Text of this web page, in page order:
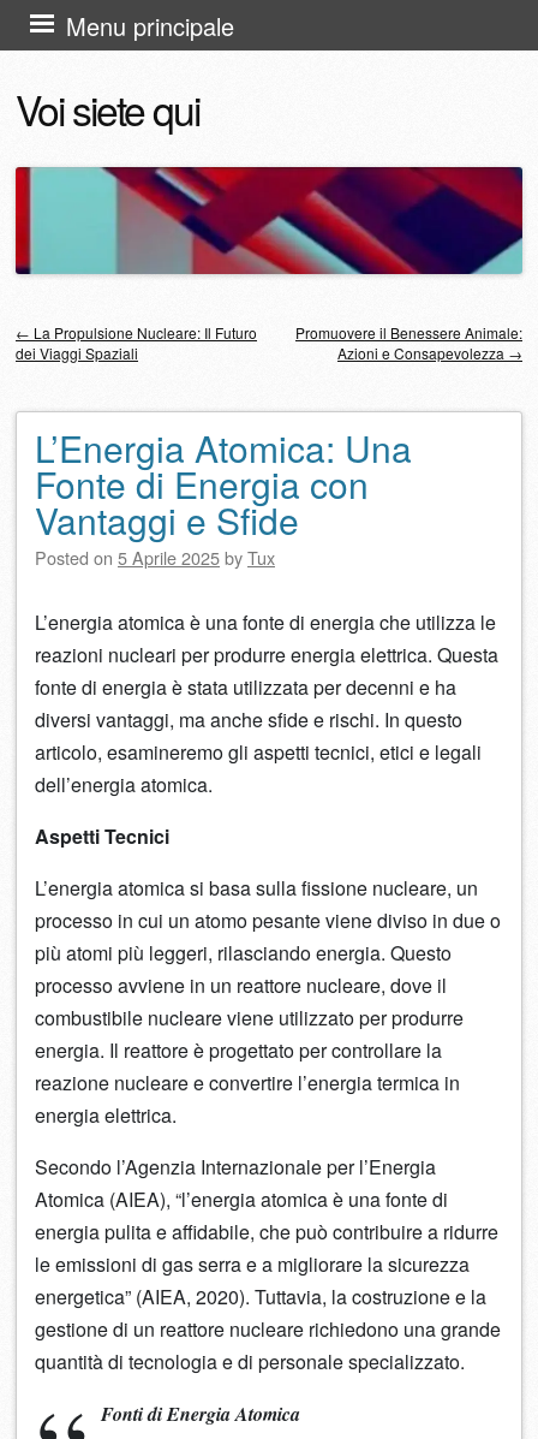
Voi siete qui
Menu principale
al
contenuto
Navigazione articolo
← La Propulsione Nucleare: Il Futuro
dei Viaggi Spaziali
Promuovere il Benessere Animale:
Azioni e Consapevolezza →
L’Energia Atomica: Una
Fonte di Energia con
Vantaggi e Sfide
Posted on 5 Aprile 2025byTux
L’energia atomica è una fonte di energia che utilizza le
reazioni nucleari per produrre energia elettrica. Questa
fonte di energia è stata utilizzata per decenni e ha
diversi vantaggi, ma anche sfide e rischi. In questo
articolo, esamineremo gli aspetti tecnici, etici e legali
dell’energia atomica.
Aspetti Tecnici
L’energia atomica si basa sulla fissione nucleare, un
processo in cui un atomo pesante viene diviso in due o
più atomi più leggeri, rilasciando energia. Questo
processo avviene in un reattore nucleare, dove il
combustibile nucleare viene utilizzato per produrre
energia. Il reattore è progettato per controllare la
reazione nucleare e convertire l’energia termica in
energia elettrica.
Secondo l’Agenzia Internazionale per l’Energia
Atomica (AIEA), “l’energia atomica è una fonte di
energia pulita e affidabile, che può contribuire a ridurre
le emissioni di gas serra e a migliorare la sicurezza
energetica” (AIEA, 2020). Tuttavia, la costruzione e la
gestione di un reattore nucleare richiedono una grande
quantità di tecnologia e di personale specializzato.
Fonti di Energia Atomica